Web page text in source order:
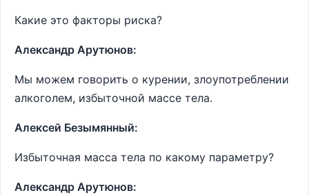
Какие это факторы риска?
Александр Арутюнов:
Мы можем говорить о курении, злоупотреблении
алкоголем, избыточной массе тела.
Алексей Безымянный:
Избыточная масса тела по какому параметру?
Александр Арутюнов: